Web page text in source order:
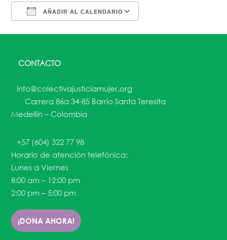
AÑADIR AL CALENDARIO
CONTACTO
info@colectivajusticiamujer.org
Carrera 86a 34-85 Barrio Santa Teresita
Medellín – Colombia
+57 (604) 322 77 98
Horario de atención telefónica:
Lunes a Viernes
8:00 am – 12:00 pm
2:00 pm – 5:00 pm
¡DONA AHORA!